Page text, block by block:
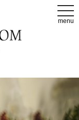
t
o
g
i
o
menu